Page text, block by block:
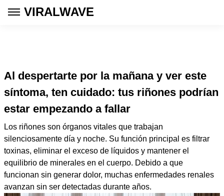
VIRALWAVE
Al despertarte por la mañana y ver este
síntoma, ten cuidado: tus riñones podrían
estar empezando a fallar
Los riñones son órganos vitales que trabajan
silenciosamente día y noche. Su función principal es filtrar
toxinas, eliminar el exceso de líquidos y mantener el
equilibrio de minerales en el cuerpo. Debido a que
funcionan sin generar dolor, muchas enfermedades renales
avanzan sin ser detectadas durante años.